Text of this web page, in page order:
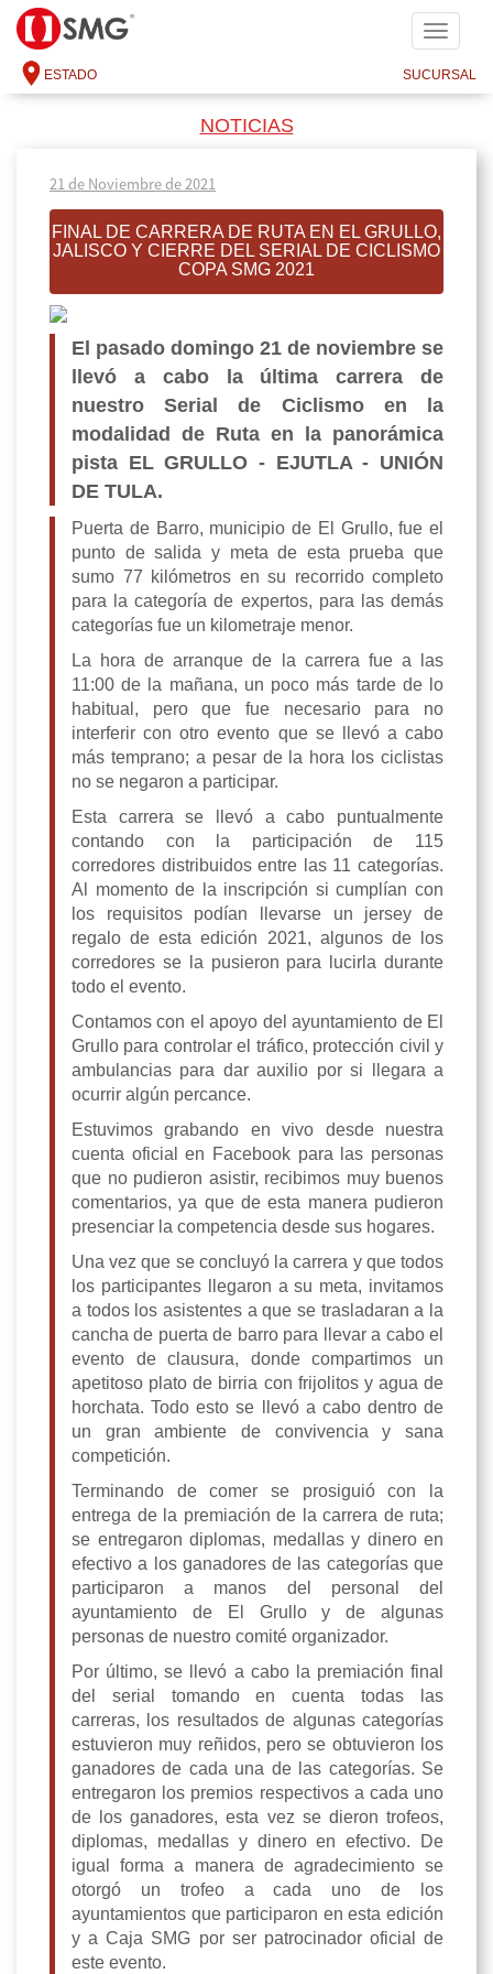
SMG
ESTADO SUCURSAL
NOTICIAS
21 de Noviembre de 2021
FINAL DE CARRERA DE RUTA EN EL GRULLO,
JALISCO Y CIERRE DEL SERIAL DE CICLISMO
COPA SMG 2021
El pasado domingo 21 de noviembre se
llevó a cabo la última carrera de
nuestro Serial de Ciclismo en la
modalidad de Ruta en la panorámica
pista EL GRULLO - EJUTLA - UNIÓN
DE TULA.
Puerta de Barro, municipio de El Grullo, fue el
punto de salida y meta de esta prueba que
sumo 77 kilómetros en su recorrido completo
para la categoría de expertos, para las demás
categorías fue un kilometraje menor.
La hora de arranque de la carrera fue a las
11:00 de la mañana, un poco más tarde de lo
habitual, pero que fue necesario para no
interferir con otro evento que se llevó a cabo
más temprano; a pesar de la hora los ciclistas
no se negaron a participar.
Esta carrera se llevó a cabo puntualmente
contando con la participación de 115
corredores distribuidos entre las 11 categorías.
Al momento de la inscripción si cumplían con
los requisitos podían llevarse un jersey de
regalo de esta edición 2021, algunos de los
corredores se la pusieron para lucirla durante
todo el evento.
Contamos con el apoyo del ayuntamiento de El
Grullo para controlar el tráfico, protección civil y
ambulancias para dar auxilio por si llegara a
ocurrir algún percance.
Estuvimos grabando en vivo desde nuestra
cuenta oficial en Facebook para las personas
que no pudieron asistir, recibimos muy buenos
comentarios, ya que de esta manera pudieron
presenciar la competencia desde sus hogares.
Una vez que se concluyó la carrera y que todos
los participantes llegaron a su meta, invitamos
a todos los asistentes a que se trasladaran a la
cancha de puerta de barro para llevar a cabo el
evento de clausura, donde compartimos un
apetitoso plato de birria con frijolitos y agua de
horchata. Todo esto se llevó a cabo dentro de
un gran ambiente de convivencia y sana
competición.
Terminando de comer se prosiguió con la
entrega de la premiación de la carrera de ruta;
se entregaron diplomas, medallas y dinero en
efectivo a los ganadores de las categorías que
participaron a manos del personal del
ayuntamiento de El Grullo y de algunas
personas de nuestro comité organizador.
Por último, se llevó a cabo la premiación final
del serial tomando en cuenta todas las
carreras, los resultados de algunas categorías
estuvieron muy reñidos, pero se obtuvieron los
ganadores de cada una de las categorías. Se
entregaron los premios respectivos a cada uno
de los ganadores, esta vez se dieron trofeos,
diplomas, medallas y dinero en efectivo. De
igual forma a manera de agradecimiento se
otorgó un trofeo a cada uno de los
ayuntamientos que participaron en esta edición
y a Caja SMG por ser patrocinador oficial de
este evento.